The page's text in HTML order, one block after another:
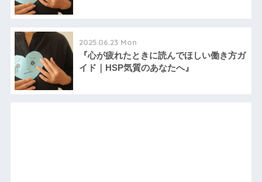
2025.06.23 Mon
『心が疲れたときに読んでほしい働き方ガ
イド｜HSP気質のあなたへ』